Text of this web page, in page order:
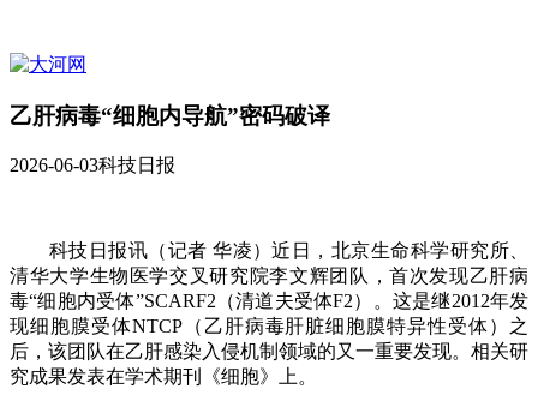
乙肝病毒“细胞内导航”密码破译
2026-06-03科技日报
科技日报讯（记者 华凌）近日，北京生命科学研究所、
清华大学生物医学交叉研究院李文辉团队，首次发现乙肝病
毒“细胞内受体”SCARF2（清道夫受体F2）。这是继2012年发
现细胞膜受体NTCP（乙肝病毒肝脏细胞膜特异性受体）之
后，该团队在乙肝感染入侵机制领域的又一重要发现。相关研
究成果发表在学术期刊《细胞》上。